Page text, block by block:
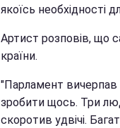
якоїсь необхідності
Артист розповів, що
країни.
"Парламент вичерпав
зробити щось. Три
скоротив удвічі.